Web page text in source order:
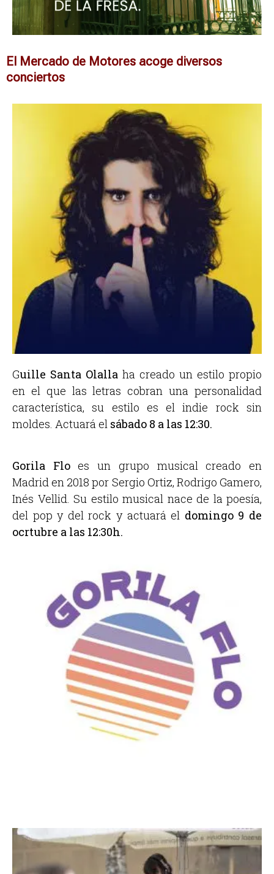
El Mercado de Motores acoge diversos
conciertos
Guille Santa Olalla ha creado un estilo propio
en el que las letras cobran una personalidad
característica, su estilo es el indie rock sin
moldes. Actuará el sábado 8 a las 12:30.
Gorila Floes un grupo musical creado en
Madrid en 2018 por Sergio Ortiz, Rodrigo Gamero,
Inés Vellid. Su estilo musical nace de la poesía,
del pop y del rock y actuará el domingo 9 de
ocrtubre a las 12:30h.